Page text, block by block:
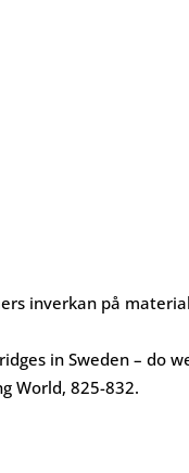
inverkan på
in Sweden – do
World, 825-832.